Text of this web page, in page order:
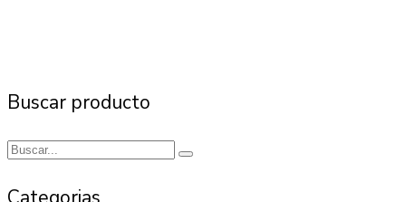
Buscar producto